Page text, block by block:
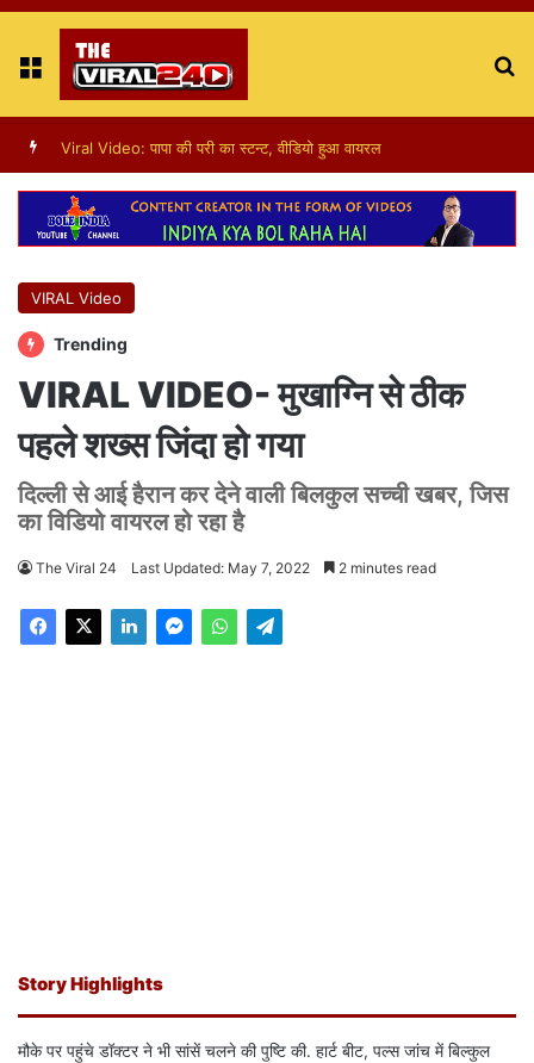
Menu
Viral Video: पापा की परी का स्टन्ट, वीडियो हुआ वायरल
VIRAL Video
Trending
VIRAL VIDEO- मुखाग्नि से ठीक
पहले शख्स जिंदा हो गया
दिल्ली से आई हैरान कर देने वाली बिलकुल सच्ची खबर, जिस
का विडियो वायरल हो रहा है
The Viral 24 Last Updated: May 7, 2022 2 minutes read
Story Highlights
मौके पर पहुंचे डॉक्टर ने भी सांसें चलने की पुष्टि की. हार्ट बीट, पल्स जांच में बिल्कुल